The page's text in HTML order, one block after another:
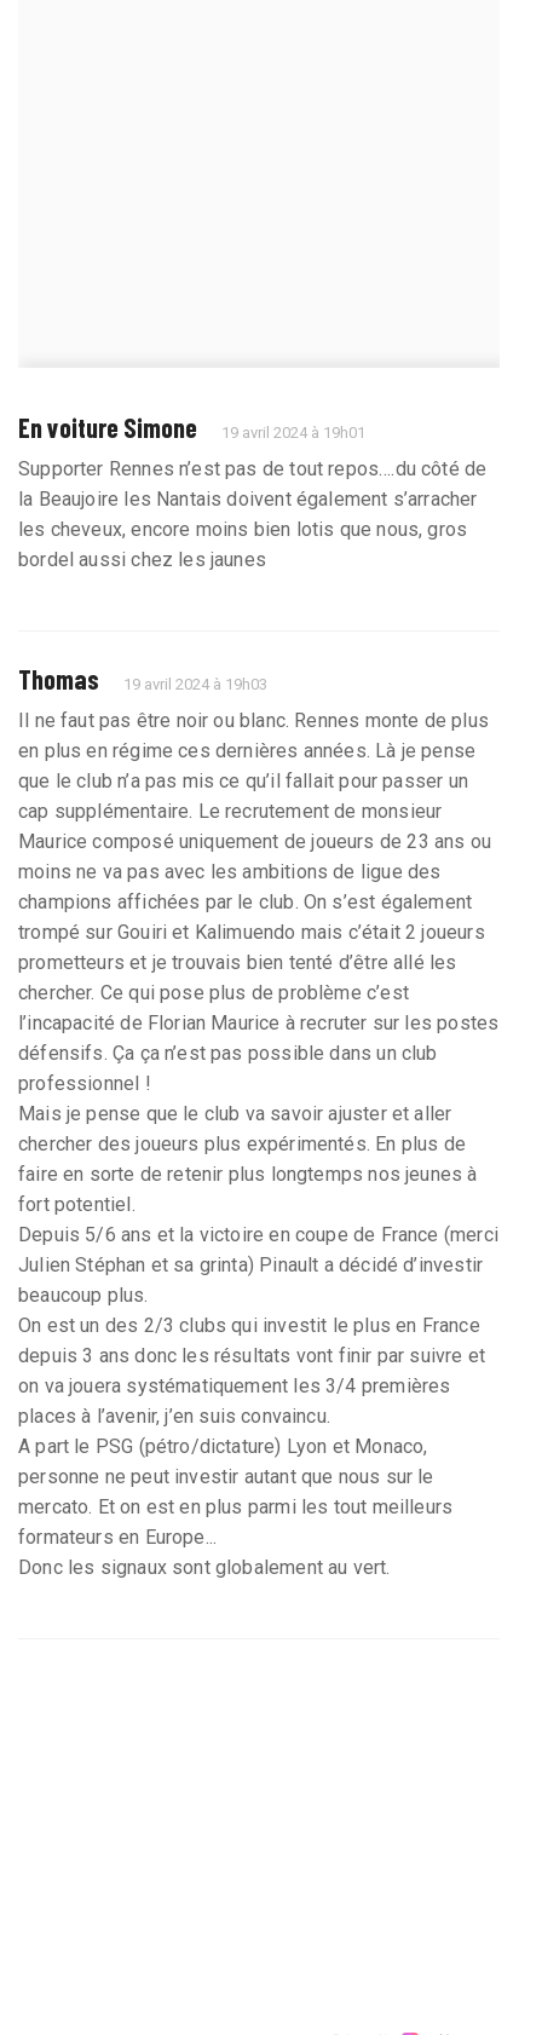
En voiture Simone 19 avril 2024 à 19h01
Supporter Rennes n’est pas de tout repos….du côté de
la Beaujoire les Nantais doivent également s’arracher
les cheveux, encore moins bien lotis que nous, gros
bordel aussi chez les jaunes
Thomas 19 avril 2024 à 19h03
Il ne faut pas être noir ou blanc. Rennes monte de plus
en plus en régime ces dernières années. Là je pense
que le club n’a pas mis ce qu’il fallait pour passer un
cap supplémentaire. Le recrutement de monsieur
Maurice composé uniquement de joueurs de 23 ans ou
moins ne va pas avec les ambitions de ligue des
champions affichées par le club. On s’est également
trompé sur Gouiri et Kalimuendo mais c’était 2 joueurs
prometteurs et je trouvais bien tenté d’être allé les
chercher. Ce qui pose plus de problème c’est
l’incapacité de Florian Maurice à recruter sur les postes
défensifs. Ça ça n’est pas possible dans un club
professionnel !
Mais je pense que le club va savoir ajuster et aller
chercher des joueurs plus expérimentés. En plus de
faire en sorte de retenir plus longtemps nos jeunes à
fort potentiel.
Depuis 5/6 ans et la victoire en coupe de France (merci
Julien Stéphan et sa grinta) Pinault a décidé d’investir
beaucoup plus.
On est un des 2/3 clubs qui investit le plus en France
depuis 3 ans donc les résultats vont finir par suivre et
on va jouera systématiquement les 3/4 premières
places à l’avenir, j’en suis convaincu.
A part le PSG (pétro/dictature) Lyon et Monaco,
personne ne peut investir autant que nous sur le
mercato. Et on est en plus parmi les tout meilleurs
formateurs en Europe...
Donc les signaux sont globalement au vert.